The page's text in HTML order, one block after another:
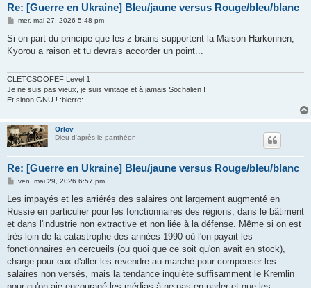
Re: [Guerre en Ukraine] Bleu/jaune versus Rouge/bleu/blanc
M
a
mer. mai 27, 2026 5:48 pm
Si on part du principe que les z-brains supportent la Maison Harkonnen,
Kyorou a raison et tu devrais accorder un point...
CLETCSOOFEF Level 1
Je ne suis pas vieux, je suis vintage et à jamais Sochalien !
Et sinon GNU ! :bierre:
Orlov
Dieu d'après le panthéon
Re: [Guerre en Ukraine] Bleu/jaune versus Rouge/bleu/blanc
M
s
a
g
ven. mai 29, 2026 6:57 pm
Les impayés et les arriérés des salaires ont largement augmenté en
Russie en particulier pour les fonctionnaires des régions, dans le bâtiment
et dans l'industrie non extractive et non liée à la défense. Même si on est
très loin de la catastrophe des années 1990 où l'on payait les
fonctionnaires en cercueils (ou quoi que ce soit qu'on avait en stock),
charge pour eux d'aller les revendre au marché pour compenser les
salaires non versés, mais la tendance inquiète suffisamment le Kremlin